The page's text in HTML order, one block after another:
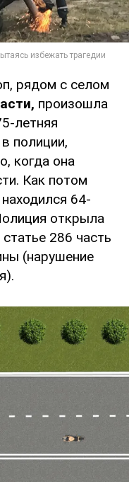
рядом с селом
произошла
летняя
полиции,
когда она
Как потом
64-
открыла
286 часть
(нарушение